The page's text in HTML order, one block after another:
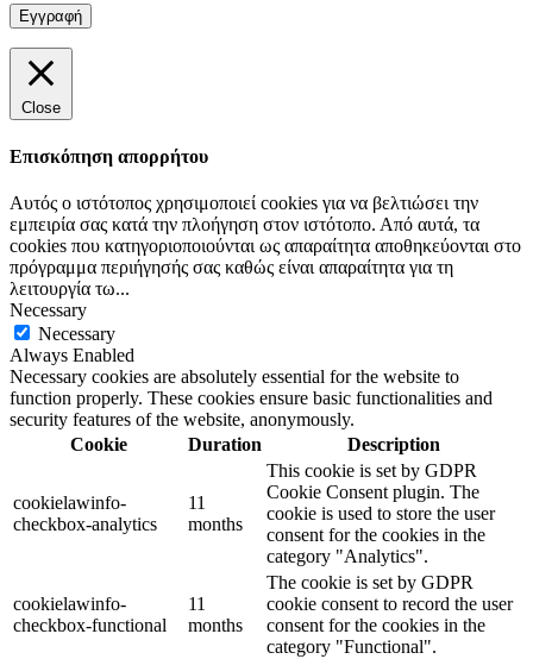
Close
Επισκόπηση απορρήτου
Αυτός ο ιστότοπος χρησιμοποιεί cookies για να βελτιώσει την
εμπειρία σας κατά την πλοήγηση στον ιστότοπο. Από αυτά, τα
cookies που κατηγοριοποιούνται ως απαραίτητα αποθηκεύονται στο
πρόγραμμα περιήγησής σας καθώς είναι απαραίτητα για τη
λειτουργία τω...
Necessary
Necessary
Always Enabled
Necessary cookies are absolutely essential for the website to
function properly. These cookies ensure basic functionalities and
security features of the website, anonymously.
Cookie
Duration Description
cookielawinfo-
checkbox-analytics
11
months
This cookie is set by GDPR
Cookie Consent plugin. The
cookie is used to store the user
consent for the cookies in the
category "Analytics".
cookielawinfo-
checkbox-functional
11
months
The cookie is set by GDPR
cookie consent to record the user
consent for the cookies in the
category "Functional".